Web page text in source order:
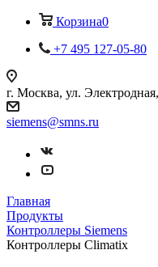
Корзина0
+7 495 127-05-80
г. Москва, ул.
siemens@smns.ru
Главная
Продукты
Контроллеры Siemens
Контроллеры Climatix